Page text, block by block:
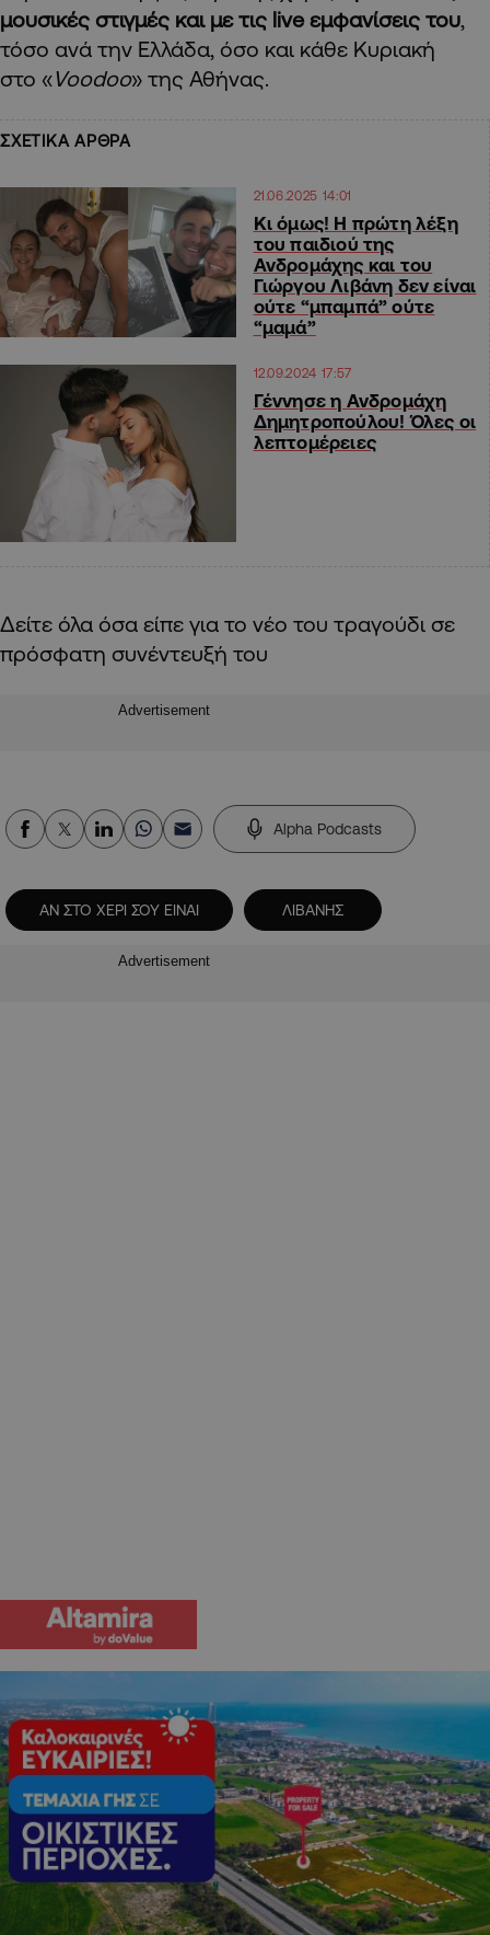
μουσικές στιγμές και με τις live εμφανίσεις του,
τόσο ανά την Ελλάδα, όσο και κάθε Κυριακή
στο «Voodoo» της Αθήνας.
ΣΧΕΤΙΚΑ ΑΡΘΡΑ
21.06.2025 14:01
Κι όμως! Η πρώτη λέξη
του παιδιού της
Ανδρομάχης και του
Γιώργου Λιβάνη δεν είναι
ούτε “μπαμπά” ούτε
“μαμά”
12.09.2024 17:57
Γέννησε η Ανδρομάχη
Δημητροπούλου! Όλες οι
λεπτομέρειες
Δείτε όλα όσα είπε για το νέο του τραγούδι σε
πρόσφατη συνέντευξή του
Advertisement
Alpha Podcasts
ΑΝ ΣΤΟ ΧΕΡΙ ΣΟΥ ΕΙΝΑΙ ΛΙΒΑΝΗΣ
Advertisement